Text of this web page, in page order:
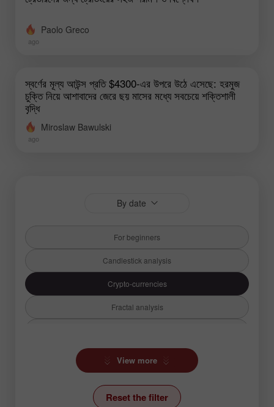
Paolo Greco
ago
স্বর্ণের মূল্য আউন্স প্রতি $4300-এর উপরে উঠে এসেছে: হরমুজ
চুক্তি নিয়ে আশাবাদের জেরে ছয় মাসের মধ্যে সবচেয়ে শক্তিশালী
বৃদ্ধি
Miroslaw Bawulski
ago
By date
For beginners
Candlestick analysis
Crypto-currencies
Fractal analysis
News
View more
Reset the filter